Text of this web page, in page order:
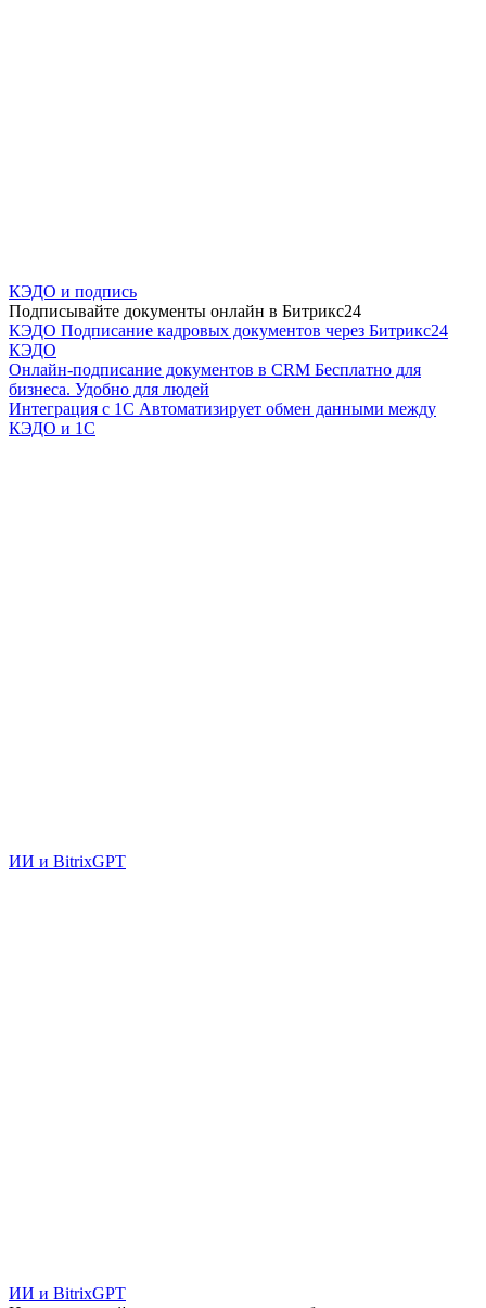
КЭДО и подпись
Подписывайте документы онлайн в Битрикс24
КЭДО Подписание кадровых документов через Битрикс24
КЭДО
Онлайн-подписание документов в CRM Бесплатно для
бизнеса. Удобно для людей
Интеграция с 1С Автоматизирует обмен данными между
КЭДО и 1С
ИИ и BitrixGPT
ИИ и BitrixGPT